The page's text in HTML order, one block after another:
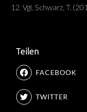
12. Vgl. Schwarz, T.
Teilen
FACEBOOK
TWITTER